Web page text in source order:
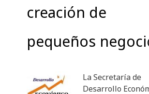
creación de
pequeños
La Secretaría de
Desarrollo